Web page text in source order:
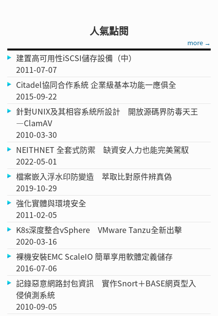
人氣點閱
more →
建置高可用性iSCSI儲存設備（中）
2011-07-07
Citadel協同合作系統 企業級基本功能一應俱全
2015-09-22
針對UNIX及其相容系統所設計 開放源碼界防毒天王
—ClamAV
2010-03-30
NEITHNET 全套式防禦 缺資安人力也能完美駕馭
2022-05-01
檔案嵌入浮水印防變造 萃取比對原件辨真偽
2019-10-29
強化實體與環境安全
2011-02-05
K8s深度整合vSphere VMware Tanzu全新出擊
2020-03-16
裸機安裝EMC ScaleIO 簡單享用軟體定義儲存
2016-07-06
記錄惡意網路封包資訊 實作Snort＋BASE網頁型入
侵偵測系統
2010-09-05